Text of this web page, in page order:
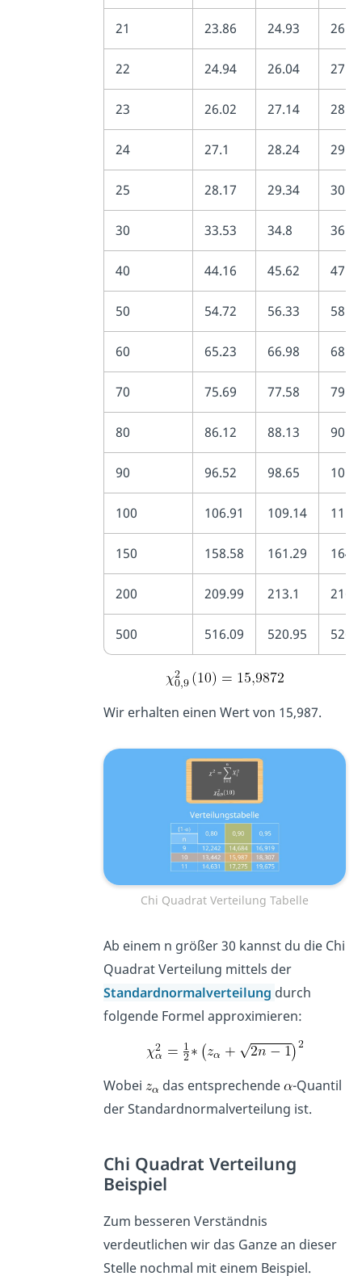
21 23.86 24.93
22 24.94 26.04 27.3
23 26.02 27.14
24 27.1 28.24
25 28.17 29.34
30 33.53 34.8
40 44.16 45.62
50 54.72 56.33
60 65.23 66.98
70 75.69 77.58
80 86.12 88.13
90 96.52 98.65
100 106.91 109.14
150 158.58 161.29
200 209.99 213.1
500 516.09 520.95
Wir erhalten einen Wert von 15,987.
Chi Quadrat Verteilung Tabelle
Ab einem n größer 30 kannst du die Chi
Quadrat Verteilung mittels der
Standardnormalverteilung durch
folgende Formel approximieren:
Wobei das entsprechende -Quantil
der Standardnormalverteilung ist.
Chi Quadrat Verteilung
Beispiel
Zum besseren Verständnis
verdeutlichen wir das Ganze an dieser
Stelle nochmal mit einem Beispiel.